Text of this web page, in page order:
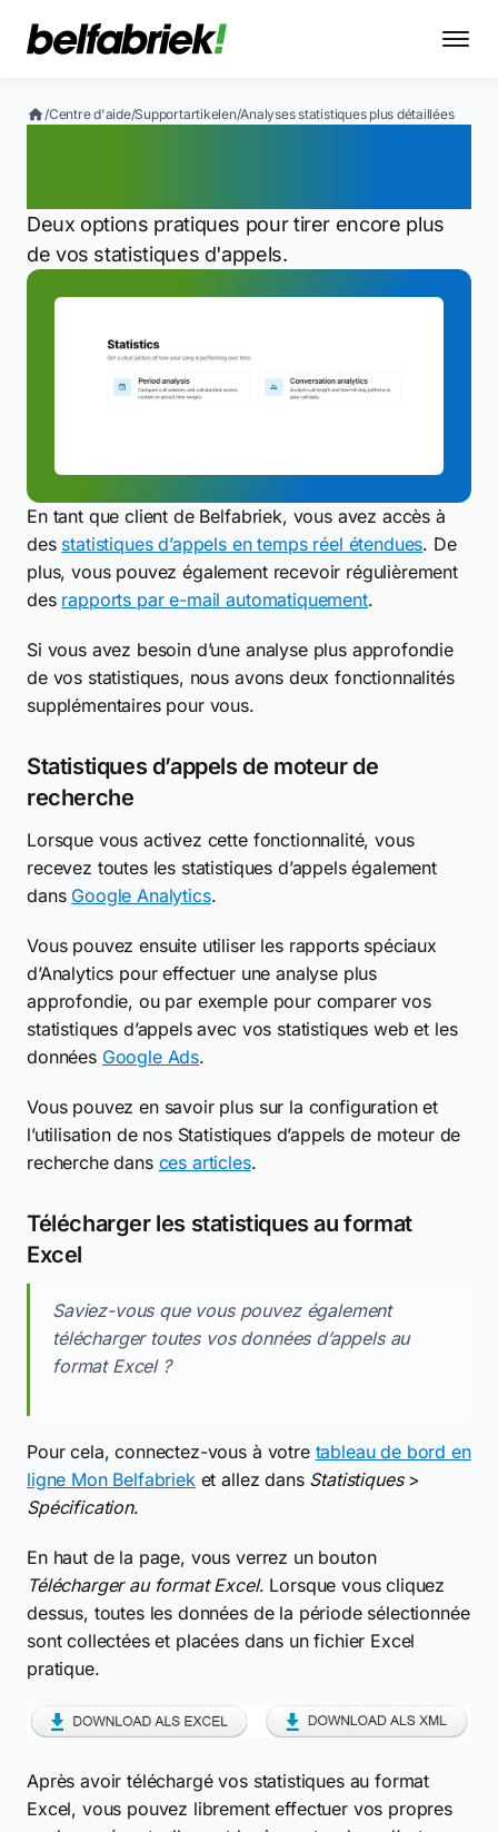
/Centre d'aide/Supportartikelen/Analyses statistiques plus détaillées
Deux options pratiques pour tirer encore plus
de vos statistiques d'appels.
En tant que client de Belfabriek, vous avez accès à
des statistiques d’appels en temps réel étendues. De
plus, vous pouvez également recevoir régulièrement
des rapports par e-mail automatiquement.
Si vous avez besoin d’une analyse plus approfondie
de vos statistiques, nous avons deux fonctionnalités
supplémentaires pour vous.
Statistiques d’appels de moteur de
recherche
Lorsque vous activez cette fonctionnalité, vous
recevez toutes les statistiques d’appels également
dans Google Analytics.
Vous pouvez ensuite utiliser les rapports spéciaux
d’Analytics pour effectuer une analyse plus
approfondie, ou par exemple pour comparer vos
statistiques d’appels avec vos statistiques web et les
données Google Ads.
Vous pouvez en savoir plus sur la configuration et
l’utilisation de nos Statistiques d’appels de moteur de
recherche dans ces articles.
Télécharger les statistiques au format
Excel
Saviez-vous que vous pouvez également
télécharger toutes vos données d’appels au
format Excel ?
Pour cela, connectez-vous à votre tableau de bord en
ligne Mon Belfabriek et allez dans Statistiques>
Spécification.
En haut de la page, vous verrez un bouton
Télécharger au format Excel. Lorsque vous cliquez
dessus, toutes les données de la période sélectionnée
sont collectées et placées dans un fichier Excel
pratique.
Après avoir téléchargé vos statistiques au format
Excel, vous pouvez librement effectuer vos propres